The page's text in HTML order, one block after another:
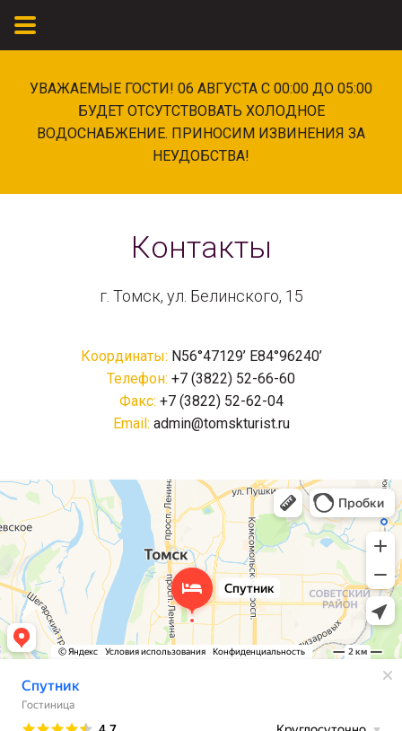
УВАЖАЕМЫЕ ГОСТИ! 06 АВГУСТА С 00:00 ДО 05:00
БУДЕТ ОТСУТСТВОВАТЬ ХОЛОДНОЕ
ВОДОСНАБЖЕНИЕ. ПРИНОСИМ ИЗВИНЕНИЯ ЗА
НЕУДОБСТВА!
Контакты
г. Томск, ул. Белинского, 15
Координаты: N56°47129’ Е84°96240’
Телефон: +7 (3822) 52-66-60
Факс: +7 (3822) 52-62-04
Email: admin@tomskturist.ru